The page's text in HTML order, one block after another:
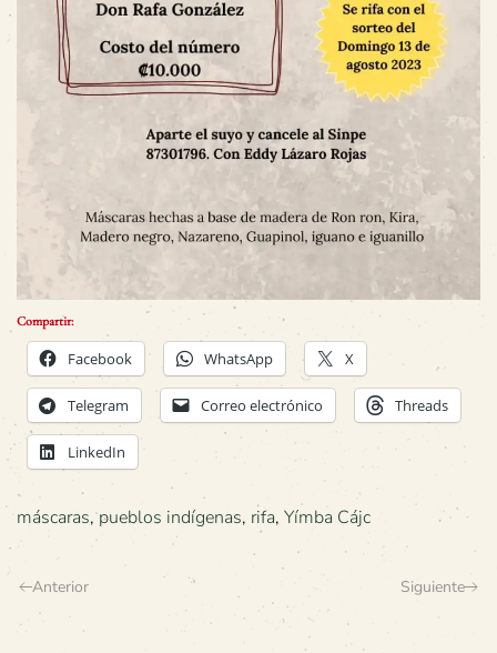
Compartir:
Facebook WhatsApp X
Telegram Correo electrónico Threads
LinkedIn
máscaras,pueblos indígenas, rifa, Yímba Cájc
Anterior Siguiente